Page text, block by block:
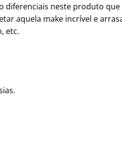
diferenciais neste produto
aquela make incrível e
etc.